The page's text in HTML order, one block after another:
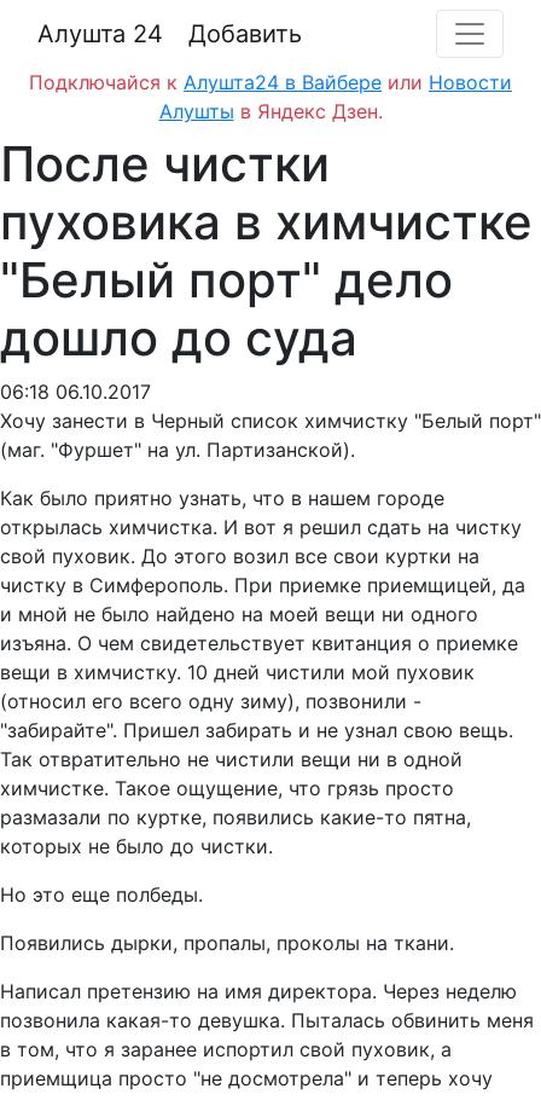
Алушта 24 Добавить
Подключайся к Алушта24 в Вайбере или Новости
Алушты в Яндекс Дзен.
После чистки
пуховика в химчистке
"Белый порт" дело
дошло до суда
06:18 06.10.2017
Хочу занести в Черный cписок химчистку "Белый порт"
(маг. "Фуршет" на ул. Партизанской).
Как было приятно узнать, что в нашем городе
открылась химчистка. И вот я решил сдать на чистку
свой пуховик. До этого возил все свои куртки на
чистку в Симферополь. При приемке приемщицей, да
и мной не было найдено на моей вещи ни одного
изъяна. О чем свидетельствует квитанция о приемке
вещи в химчистку. 10 дней чистили мой пуховик
(относил его всего одну зиму), позвонили -
"забирайте". Пришел забирать и не узнал свою вещь.
Так отвратительно не чистили вещи ни в одной
химчистке. Такое ощущение, что грязь просто
размазали по куртке, появились какие-то пятна,
которых не было до чистки.
Но это еще полбеды.
Появились дырки, пропалы, проколы на ткани.
Написал претензию на имя директора. Через неделю
позвонила какая-то девушка. Пыталась обвинить меня
в том, что я заранее испортил свой пуховик, а
приемщица просто "не досмотрела" и теперь хочу